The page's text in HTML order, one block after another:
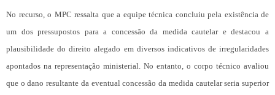
No recurso, o MPC ressalta que a equipe técnica concluiu pela existência de
um dos pressupostos para a concessão da medida cautelar e destacou a
plausibilidade do direito alegado em diversos indicativos de irregularidades
apontados na representação ministerial. No entanto, o corpo técnico avaliou
que o dano resultante da eventual concessão da medida cautelar seria superior